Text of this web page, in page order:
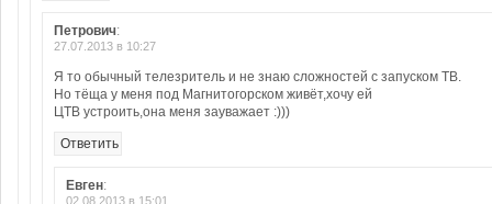
Петрович:
27.07.2013 в 10:27
Я то обычный телезритель и не знаю сложностей с запуском ТВ.
Но тёща у меня под Магнитогорском живёт,хочу ей
ЦТВ устроить,она меня зауважает :)))
Ответить
Евген:
02.08.2013 в 15:01